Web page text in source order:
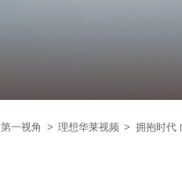
第一视角 理想华莱视频 拥抱时代